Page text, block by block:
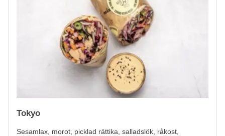
Tokyo
Sesamlax, morot, picklad rättika, salladslök, råkost,